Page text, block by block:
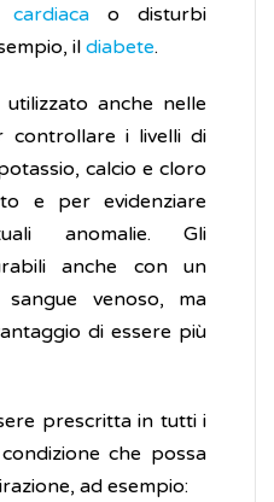
cardiaca o disturbi
il diabete.
utilizzato anche nelle
controllare i livelli di
calcio e cloro
e per evidenziare
anomalie. Gli
anche con un
venoso, ma
di essere più
prescritta in tutti i
che possa
ad esempio: